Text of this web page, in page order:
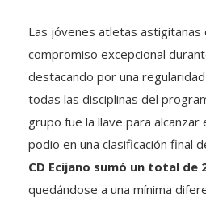
Las jóvenes atletas astigitanas
compromiso excepcional
destacando por una
todas las disciplinas del
grupo fue la llave para alcanzar
podio en una clasificación final
CD Ecijano sumó un total de
quedándose a una mínima